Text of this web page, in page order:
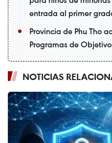
entrada al primer
Provincia de Phu Tho
Programas de
NOTICIAS